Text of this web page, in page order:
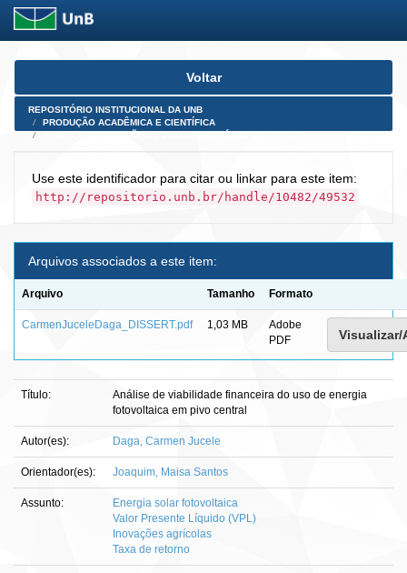
Skip
Voltar
REPOSITÓRIO INSTITUCIONAL DA UNB
PRODUÇÃO ACADÊMICA E CIENTÍFICA
Use este identificador para citar ou linkar para este item:
http://repositorio.unb.br/handle/10482/49532
Arquivos associados a este item:
Arquivo Tamanho Formato
CarmenJuceleDaga_DISSERT.pdf 1,03 MB
Adobe
PDF
Visualizar/
Título:
Análise de viabilidade financeira do uso de energia
fotovoltaica em pivo central
Autor(es): Daga, Carmen Jucele
Orientador(es): Joaquim, Maisa Santos
Assunto:
Energia solar fotovoltaica
Valor Presente Líquido (VPL)
Inovações agrícolas
Taxa de retorno